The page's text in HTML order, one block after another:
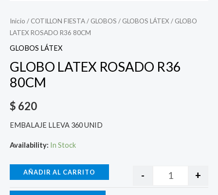
Inicio / COTILLON FIESTA/ GLOBOS / GLOBOS LÁTEX / GLOBO
LATEX ROSADO R36 80CM
GLOBOS LÁTEX
GLOBO LATEX ROSADO R36
80CM
$ 620
EMBALAJE LLEVA 360 UNID
Availability: In Stock
- +
AÑADIR AL CARRITO